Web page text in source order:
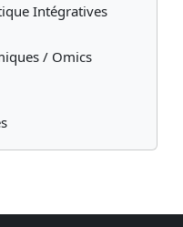
Intégratives
/ Omics